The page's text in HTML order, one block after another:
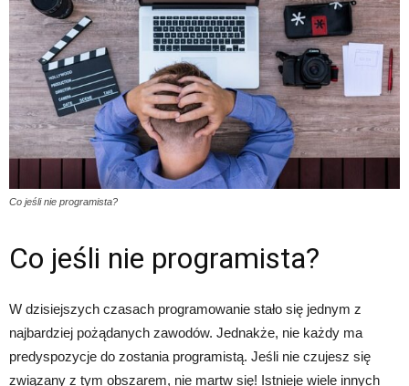
Co jeśli nie programista?
Co jeśli nie programista?
W dzisiejszych czasach programowanie stało się jednym z
najbardziej pożądanych zawodów. Jednakże, nie każdy ma
predyspozycje do zostania programistą. Jeśli nie czujesz się
związany z tym obszarem, nie martw się! Istnieje wiele innych